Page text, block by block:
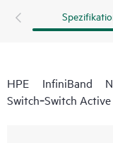
HPE InfiniBand
Switch‑Switch